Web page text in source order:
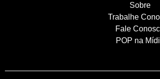
Sobre
Trabalhe
Fale
POP na